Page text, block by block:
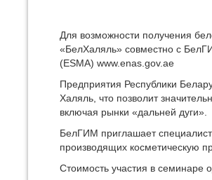
Для возможности получения
«БелХаляль» совместно с
(ESMA) www.enas.gov.ae
Предприятия Республики
Халяль, что позволит
включая рынки «дальней дуги».
БелГИМ приглашает
производящих косметическую
Стоимость участия в семинаре